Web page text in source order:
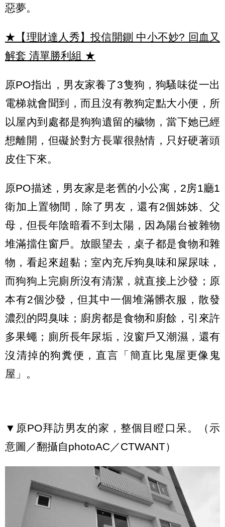
惡夢。
★【理財達人秀】投信開鍘 中小不妙? 回血又
解套 清單勝利組 ★
原PO指出，男友家養了3隻狗，狗騷味從一出
電梯就會聞到，而且沒有教狗定點大小便，所
以屋內到處都是狗狗遺留的穢物，當下她已經
想離開，但礙於對方長輩很熱情，只好硬著頭
皮住下來。
原PO描述，男友家是老舊的小公寓，2房1廳1
衛加上置物間，除了男友，還有2個姊姊、父
母，但長年陰暗看不到太陽，因為陽台被雜物
堆滿擋住窗戶。放眼望去，桌子都是食物和雜
物，看起來超黏；室內充斥狗臭味和屎尿味，
而狗狗上完廁所沒有清潔，就直接上沙發；原
本有2個沙發，但其中一個堆滿髒衣服，散發
濃烈的悶臭味；廚房都是食物和廚餘，引來許
多果蠅；廁所長年尿垢，沒窗戶又潮濕，還有
沒清掉的狗糞便，直言「簡直比鬼屋更像鬼
屋」。
▼原PO拜訪男友的家，整個目瞪口呆。（示
意圖／翻攝自photoAC／CTWANT）